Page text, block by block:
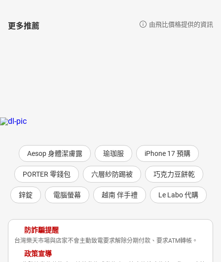
更多推薦 由飛比價格提供的資訊
Aesop 身體潔膚露 瑜珈服 iPhone 17 預購
PORTER 零錢包 六層紗防踢被 巧克力豆餅乾
鋅錠 電腦螢幕 越南 伴手禮 Le Labo 代購
防詐騙提醒
台灣樂天市場與店家不會主動致電要求解除分期付款、要求ATM轉帳。
政策宣導